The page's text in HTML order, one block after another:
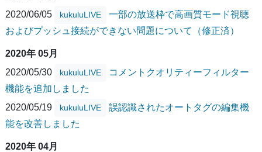
2020/06/05
kukuluLIVE
一部の放送枠で高画質モード視聴
およびプッシュ接続ができない問題について（修正済）
2020年 05月
2020/05/30
kukuluLIVE
コメントクオリティーフィルター
機能を追加しました
2020/05/19
kukuluLIVE
誤認識されたオートタグの編集機
能を改善しました
2020年 04月